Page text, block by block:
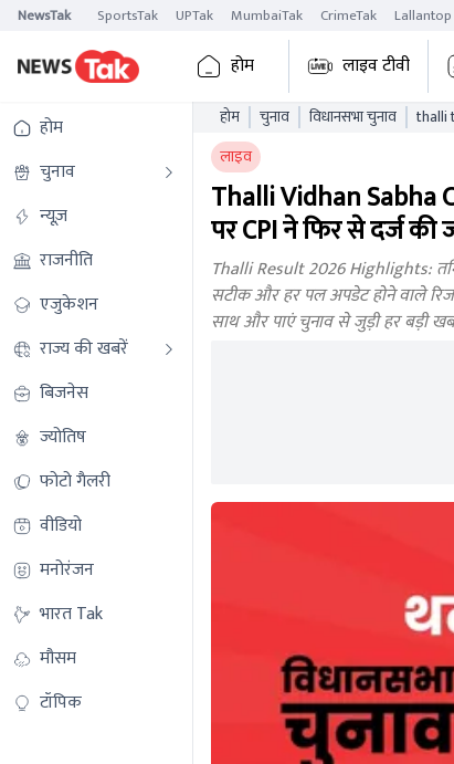
NewsTak SportsTak UPTak MumbaiTak CrimeTak Lallantop
होम लाइव टीवी
होम
चुनाव
न्यूज़
राजनीति
एजुकेशन
राज्य की खबरें
बिजनेस
ज्योतिष
फोटो गैलरी
वीडियो
मनोरंजन
भारत Tak
मौसम
टॉपिक
होम चुनाव विधानसभा चुनाव
लाइव
Thalli Vidhan Sabha
पर CPI ने फिर से दर्ज की
Thalli Result 2026 Highlights:
सटीक और हर पल अपडेट होने वाले
साथ और पाएं चुनाव से जुड़ी हर बड़ी